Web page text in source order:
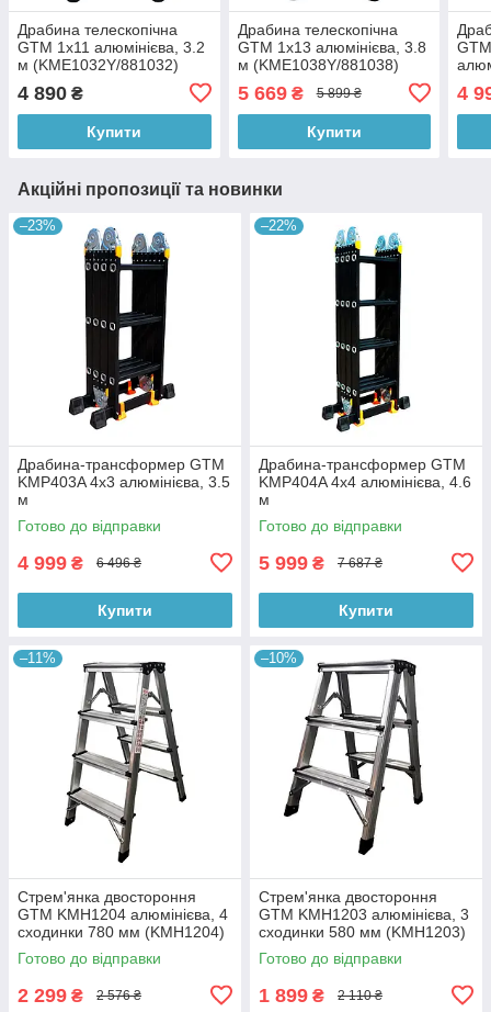
Драбина телескопічна
GTM 1x11 алюмінієва, 3.2
м (KME1032Y/881032)
4 890 ₴
Купити
Драбина телескопічна
GTM 1x13 алюмінієва, 3.8
м (KME1038Y/881038)
5 669₴ 5 899 ₴
Купити
4
Акційні пропозиції та новинки
–23%
Драбина-трансформер GTM
KMP403A 4х3 алюмінієва, 3.5
м
Готово до відправки
4 999 ₴ 6 496 ₴
Купити
–22%
Драбина-трансформер GTM
KMP404A 4х4 алюмінієва, 4.6
м
Готово до відправки
5 999 ₴ 7 687 ₴
Купити
–11%
Стрем'янка двостороння
GTM KMH1204 алюмінієва, 4
сходинки 780 мм (KMH1204)
Готово до відправки
2 299 ₴ 2 576 ₴
–10%
Стрем'янка двостороння
GTM KMH1203 алюмінієва, 3
сходинки 580 мм (KMH1203)
Готово до відправки
1 899 ₴ 2 110 ₴